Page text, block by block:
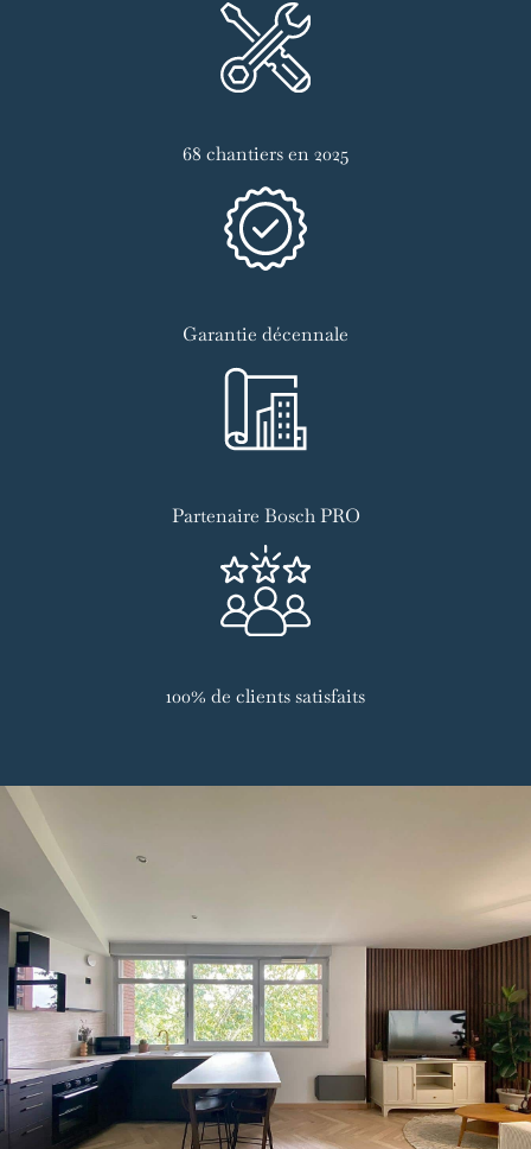
68 chantiers en 2025
Garantie décennale
Partenaire Bosch PRO
100% de clients satisfaits